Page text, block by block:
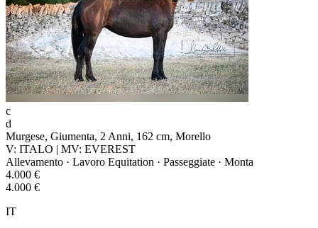
c
d
Murgese, Giumenta, 2 Anni, 162 cm, Morello
V: ITALO | MV: EVEREST
Allevamento · Lavoro Equitation · Passeggiate · Monta
4.000 €
4.000 €
IT